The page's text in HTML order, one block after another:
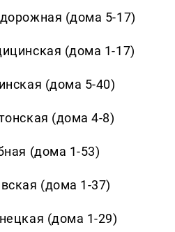
(дома 5-17)
(дома 1-17)
(дома 5-40)
(дома 4-8)
(дома 1-53)
(дома 1-37)
(дома 1-29)